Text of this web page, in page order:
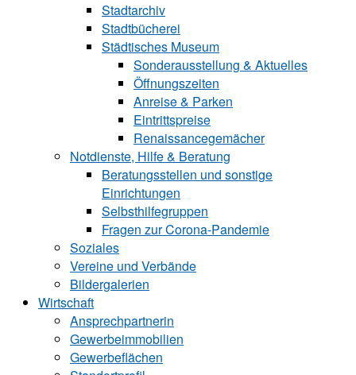
Stadtarchiv
Stadtbücherei
Städtisches Museum
Sonderausstellung & Aktuelles
Öffnungszeiten
Anreise & Parken
Eintrittspreise
Renaissancegemächer
Notdienste, Hilfe & Be‍ra‍tung
Beratungsstellen und sonstige
Einrichtungen
Selbsthilfegruppen
Fragen zur Corona-Pandemie
Soziales
Vereine und Verbände
Bildergalerien
Wirtschaft
Ansprechpartnerin
Gewerbeimmobilien
Gewerbeflächen